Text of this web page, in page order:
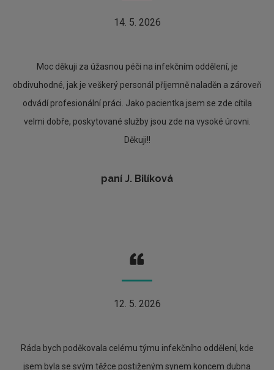
14. 5. 2026
Moc děkuji za úžasnou péči na infekčním oddělení, je
obdivuhodné, jak je veškerý personál příjemně naladěn a zároveň
odvádí profesionální práci. Jako pacientka jsem se zde cítila
velmi dobře, poskytované služby jsou zde na vysoké úrovni.
Děkuji!!
paní J. Bilíková
12. 5. 2026
Ráda bych poděkovala celému týmu infekčního oddělení, kde
jsem byla se svým těžce postiženým synem koncem dubna